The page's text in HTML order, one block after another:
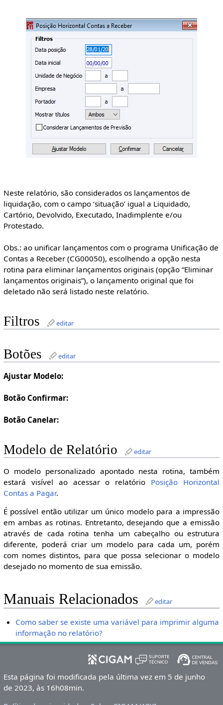
Neste relatório, são considerados os lançamentos de
liquidação, com o campo ‘situação’ igual a Liquidado,
Cartório, Devolvido, Executado, Inadimplente e/ou
Protestado.
Obs.: ao unificar lançamentos com o programa Unificação de
Contas a Receber (CG00050), escolhendo a opção nesta
rotina para eliminar lançamentos originais (opção “Eliminar
lançamentos originais”), o lançamento original que foi
deletado não será listado neste relatório.
Filtros editar
Botões editar
Ajustar Modelo:
Botão Confirmar:
Botão Canelar:
Modelo de Relatório editar
O modelo personalizado apontado nesta rotina, também
estará visível ao acessar o relatório Posição Horizontal
Contas a Pagar.
É possível então utilizar um único modelo para a impressão
em ambas as rotinas. Entretanto, desejando que a emissão
através de cada rotina tenha um cabeçalho ou estrutura
diferente, poderá criar um modelo para cada um, porém
com nomes distintos, para que possa selecionar o modelo
desejado no momento de sua emissão.
Manuais Relacionados editar
Como saber se existe uma variável para imprimir alguma
informação no relatório?
Esta página foi modificada pela última vez em 5 de junho
de 2023, às 16h08min.